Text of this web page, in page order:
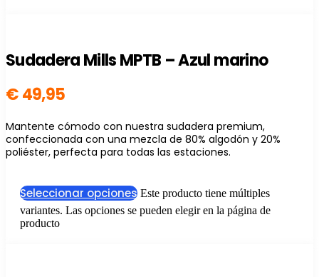
Sudadera Mills MPTB – Azul marino
€49,95
Mantente cómodo con nuestra sudadera premium,
confeccionada con una mezcla de 80% algodón y 20%
poliéster, perfecta para todas las estaciones.
Seleccionar opciones Este producto tiene múltiples
variantes. Las opciones se pueden elegir en la página de
producto